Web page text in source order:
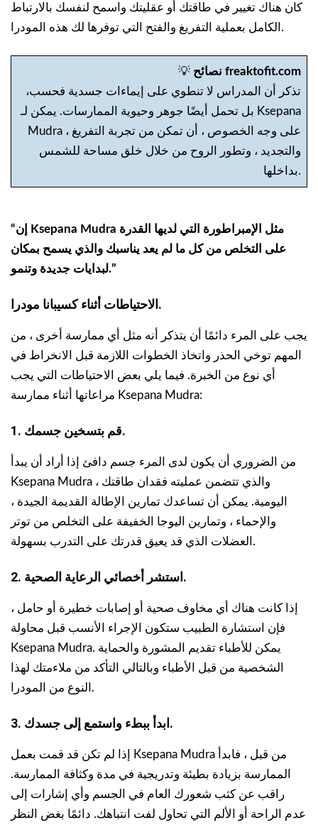
كان هناك تغيير في طاقتك أو عقليتك واسمح لنفسك بالارتباط
الكامل بعملية التفريغ والفتح التي توفرها لك هذه المودرا.
💡
نصائح freaktofit.com
تذكر أن المدراس لا تنطوي على إيماءات جسدية فحسب،
بل تحمل أيضًا جوهر وحيوية الممارسات. يمكن لـ Ksepana
Mudra ، على وجه الخصوص ، أن تمكن من تجربة التفريغ
والتجديد ، وتطور الروح من خلال خلق مساحة للشمس
بداخلها.
“إن Ksepana Mudra مثل الإمبراطورة التي لديها القدرة
على التخلص من كل ما لم يعد يناسبك والذي يسمح بمكان
لبدايات جديدة وتنمو.”
الاحتياطات أثناء كسيبانا مودرا.
يجب على المرء دائمًا أن يتذكر أنه مثل أي ممارسة أخرى ، من
المهم توخي الحذر واتخاذ الخطوات اللازمة قبل الانخراط في
أي نوع من الخبرة. فيما يلي بعض الاحتياطات التي يجب
مراعاتها أثناء ممارسة Ksepana Mudra:
1. قم بتسخين جسمك.
من الضروري أن يكون لدى المرء جسم دافئ إذا أراد أن يبدأ
Ksepana Mudra ، والذي تتضمن عمليته فقدان طاقتك
اليومية. يمكن أن تساعدك تمارين الإطالة القديمة الجيدة ،
والإحماء ، وتمارين اليوجا الخفيفة على التخلص من توتر
العضلات الذي قد يعيق قدرتك على التدرب بسهولة.
2. استشر أخصائي الرعاية الصحية.
إذا كانت هناك أي مخاوف صحية أو إصابات خطيرة أو حامل ،
فإن استشارة الطبيب ستكون الإجراء الأنسب قبل محاولة
Ksepana Mudra. يمكن للأطباء تقديم المشورة والحماية
الشخصية من قبل الأطباء وبالتالي التأكد من ملاءمتك لهذا
النوع من المودرا.
3. ابدأ ببطء واستمع إلى جسدك.
إذا لم تكن قد قمت بعمل Ksepana Mudra من قبل ، فابدأ
الممارسة بزيادة بطيئة وتدريجية في مدة وكثافة الممارسة.
راقب عن كثب شعورك العام في الجسم وأي إشارات إلى
عدم الراحة أو الألم التي تحاول لفت انتباهك. دائمًا بغض النظر